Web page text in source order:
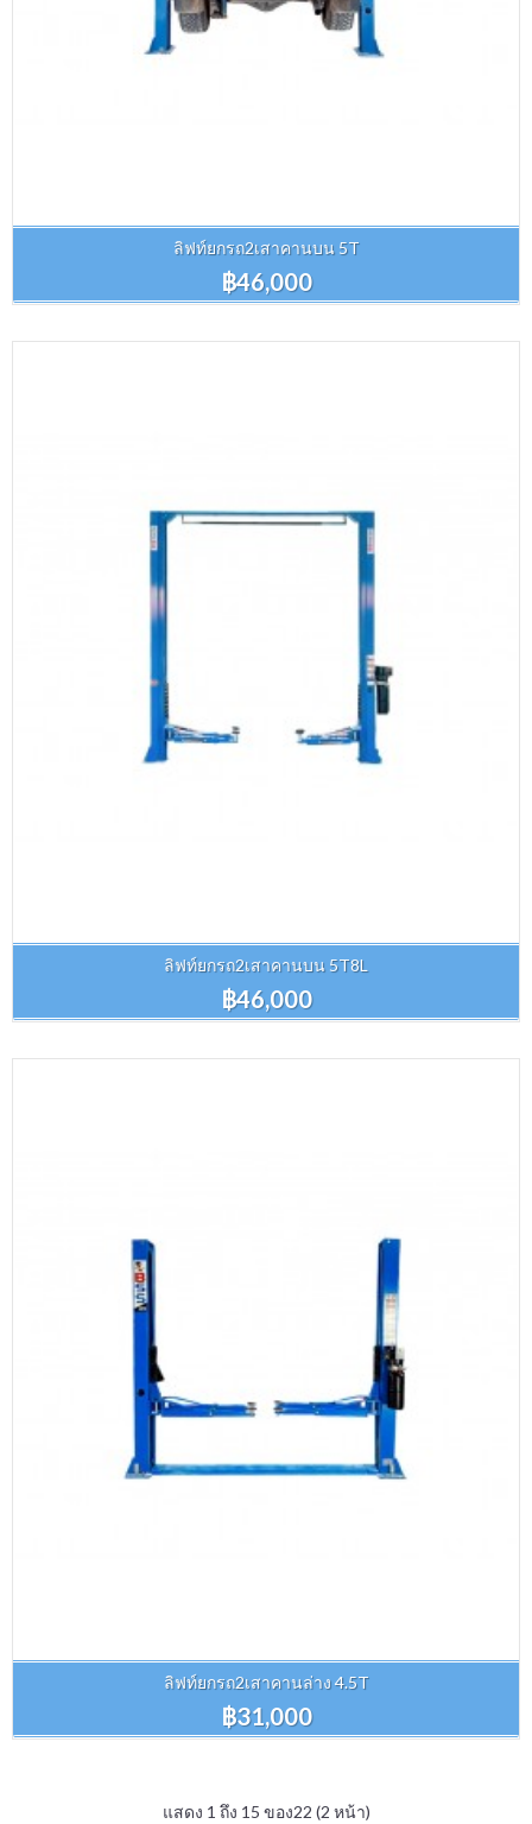
ลิฟท์ยกรถ2เสาคานบน 5T
฿46,000
ลิฟท์ยกรถ2เสาคานบน 5T8L
฿46,000
ลิฟท์ยกรถ2เสาคานล่าง 4.5T
฿31,000
แสดง 1 ถึง 15 ของ22 (2 หน้า)